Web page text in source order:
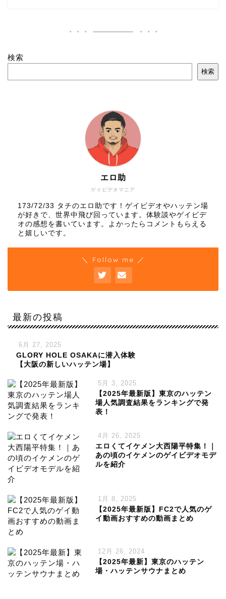
検索
検索
ゲイビデオマニア
エロ助
173/72/33 タチのエロ助です！ゲイビデオやハッテン場
が好きで、世界中飛び回っています。体験談やゲイビデ
オの感想を書いています。よかったらコメントもらえる
と嬉しいです。
＼ Follow me ／
最新の投稿
6月 27, 2025
GLORY HOLE OSAKAに潜入体験
【大阪の新しいハッテン場】
5月 3, 2025
【2025年最新版】東京のハッテン
場人気調査結果をランキングで発
表！
4月 26, 2025
エロくてイケメン大西陽平特集！｜
あの頃のイケメンのゲイビデオモデ
ルを紹介
1月 8, 2025
【2025年最新版】FC2で人気のゲ
イ動画おすすめの動画まとめ
12月 26, 2024
【2025年最新】東京のハッテン
場・ハッテンサウナまとめ